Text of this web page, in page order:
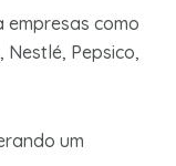
como
Nestlé, Pepsico,
um